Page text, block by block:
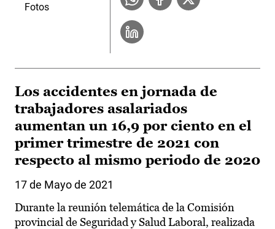
Fotos
Los accidentes en jornada de
trabajadores asalariados
aumentan un 16,9 por ciento en el
primer trimestre de 2021 con
respecto al mismo periodo de 2020
17 de Mayo de 2021
Durante la reunión telemática de la Comisión
provincial de Seguridad y Salud Laboral, realizada